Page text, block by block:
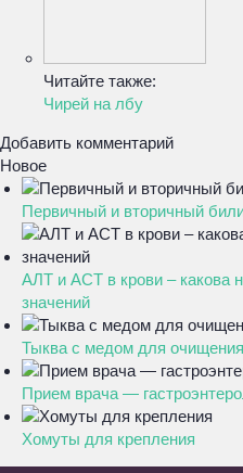
Читайте также:
Чирей на лбу
Добавить комментарий
Новое
Первичный и вторичный
АЛТ и АСТ в крови – какова
значений
Тыква с медом для
Прием врача —
Хомуты для крепления